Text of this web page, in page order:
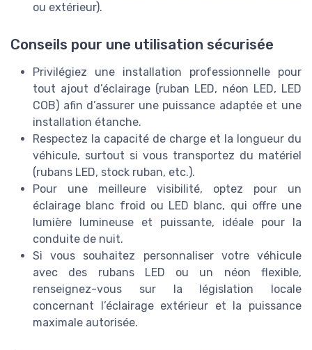
ou extérieur).
Conseils pour une utilisation sécurisée
Privilégiez une installation professionnelle pour
tout ajout d’éclairage (ruban LED, néon LED, LED
COB) afin d’assurer une puissance adaptée et une
installation étanche.
Respectez la capacité de charge et la longueur du
véhicule, surtout si vous transportez du matériel
(rubans LED, stock ruban, etc.).
Pour une meilleure visibilité, optez pour un
éclairage blanc froid ou LED blanc, qui offre une
lumière lumineuse et puissante, idéale pour la
conduite de nuit.
Si vous souhaitez personnaliser votre véhicule
avec des rubans LED ou un néon flexible,
renseignez-vous sur la législation locale
concernant l’éclairage extérieur et la puissance
maximale autorisée.